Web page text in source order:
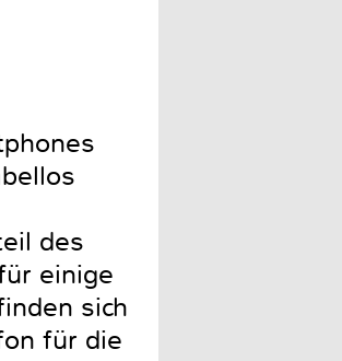
des
einige
sich
für die